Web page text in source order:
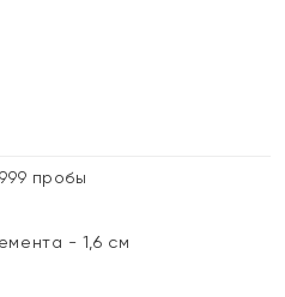
пробы
- 1,6 см